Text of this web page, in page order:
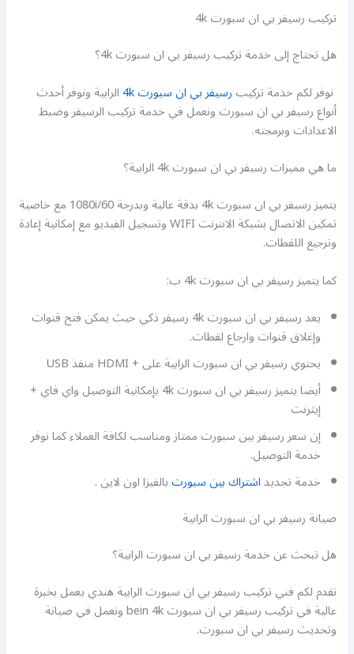
تركيب رسيفر بي ان سبورت 4k
هل تحتاج إلى خدمة تركيب رسيفر بي ان سبورت 4k؟
نوفر لكم خدمة تركيبرسيفر بي ان سبورت 4k الرابية ونوفر أحدث
أنواع رسيفر بي ان سبورت ونعمل في خدمة تركيب الرسيفر وضبط
الاعدادات وبرمجته.
ما هي مميزات رسيفر بي ان سبورت 4k الرابية؟
يتميز رسيفر بي ان سبورت 4k بدقة عالية وبدرجة 1080i/60 مع خاصية
تمكين الاتصال بشبكة الانترنت WIFI وتسجيل الفيديو مع إمكانية إعادة
وترجيع اللقطات.
كما يتميز رسيفر بي ان سبورت 4k ب:
يعد رسيفر بي ان سبورت 4k رسيفر ذكي حيث يمكن فتح قنوات
وإغلاق قنوات وارجاع لقطات.
يحتوي رسيفر بي ان سبورت الرابية على + HDMI منفذ USB
أيضا يتميز رسيفر بي ان سبورت 4k بإمكانية التوصيل واي فاي +
إيثرنت
إن سعر رسيفر بين سبورت ممتاز ومناسب لكافة العملاء كما نوفر
خدمة التوصيل.
خدمة تجديداشتراك بين سبورتبالفيزا اون لاين .
صيانة رسيفر بي ان سبورت الرابية
هل تبحث عن خدمة رسيفر بي ان سبورت الرابية؟
نقدم لكم فني تركيب رسيفر بي ان سبورت الرابية هندي يعمل بخبرة
عالية في تركيب رسيفر بي ان سبورت bein 4k ونعمل في صيانة
وتحديث رسيفر بي ان سبورت.